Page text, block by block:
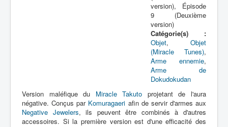
Idol senshi Miracle Tunes ! (アイ
ドル 戦士 ミラクル ちゅーんず !) =
Idoles guerrières Miracle Tunes !
Série
Personnages
version), Épisode
9 (Deuxième
version)
Catégorie(s) :
Objet, Objet
(Miracle Tunes),
Arme ennemie,
Arme de
Dokudokudan
Version maléfique du Miracle Takuto projetant de l'aura
négative. Conçus par Komuragaeri afin de servir d'armes aux
Negative Jewelers, ils peuvent être combinés à d'autres
accessoires. Si la première version est d'une efficacité des